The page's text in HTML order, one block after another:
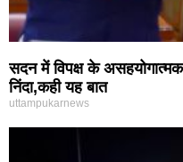
सदन में विपक्ष के
निंदा,कही यह बात
uttampukarnews